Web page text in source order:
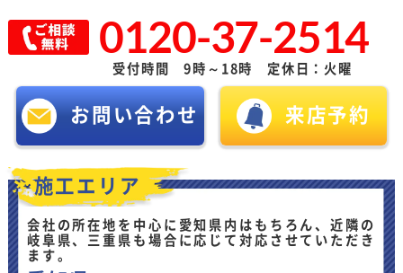
0120-37-2514
受付時間 9時～18時 定休日：火曜
お問い合わせ 来店予約
施工エリア
会社の所在地を中心に愛知県内はもちろん、近隣の
岐阜県、三重県も場合に応じて対応させていただき
ます。